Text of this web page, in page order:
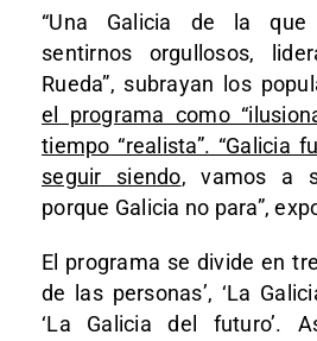
“Una Galicia de la que
sentirnos orgullosos,
Rueda”, subrayan los
el programa como
tiempo “realista”. “Galicia
seguir siendo, vamos a
porque Galicia no para”,
El programa se divide en
de las personas’, ‘La
‘La Galicia del futuro’.